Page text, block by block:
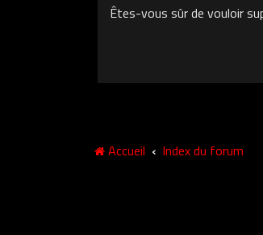
Êtes-vous sûr de vouloir
Accueil Index du forum